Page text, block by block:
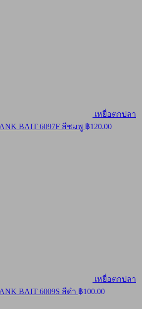
เหยื่อตกปลา
BAIT 6097F สีชมพู ฿120.00
เหยื่อตกปลา
BAIT 6009S สีดำ ฿100.00